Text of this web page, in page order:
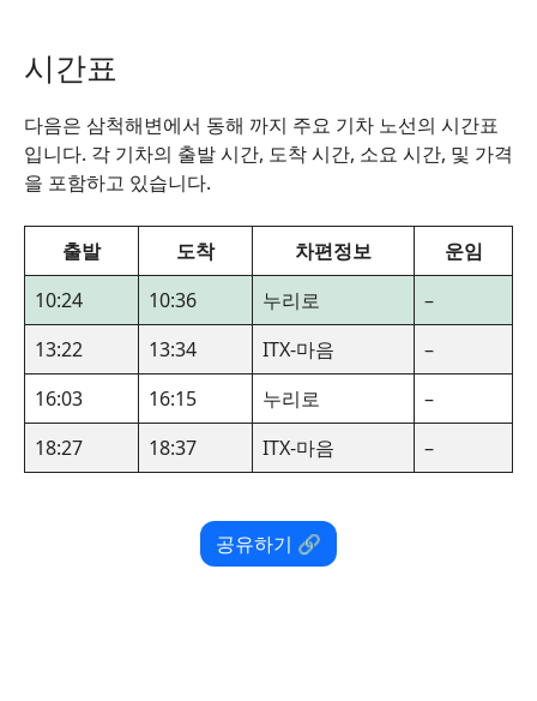
시간표
다음은 삼척해변에서 동해 까지 주요 기차 노선의 시간표
입니다. 각 기차의 출발 시간, 도착 시간, 소요 시간, 및 가격
을 포함하고 있습니다.
출발 도착 차편정보
운임
10:24
10:36 누리로
–
13:22
13:34 ITX-마음
–
16:03
16:15 누리로
–
18:27
18:37 ITX-마음 –
공유하기 🔗